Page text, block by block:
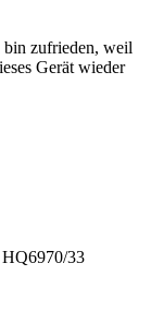
bin zufrieden, weil
Gerät wieder
HQ6970/33